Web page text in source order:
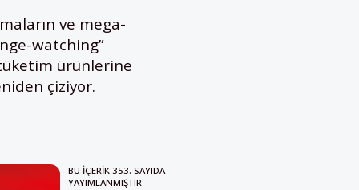
ve mega-
watching”
ürünlerine
çiziyor.
BU IÇERIK 353. SAYIDA
YAYIMLANMIŞTIR